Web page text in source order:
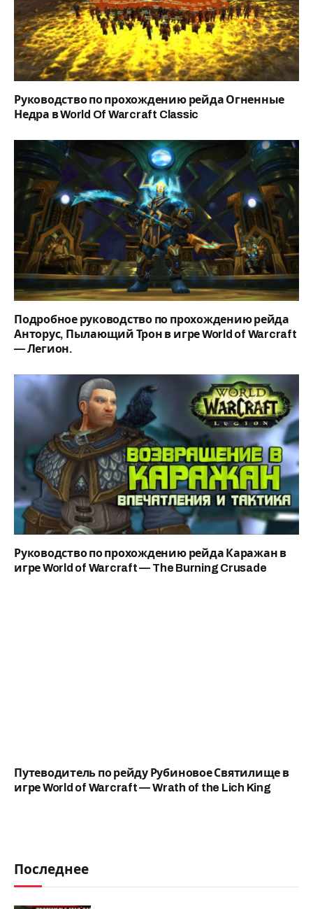
Руководство по прохождению рейда Огненные
Недра в World Of Warcraft Classic
Подробное руководство по прохождению рейда
Анторус, Пылающий Трон в игре World of Warcraft
— Легион.
Руководство по прохождению рейда Каражан в
игре World of Warcraft — The Burning Crusade
Путеводитель по рейду Рубиновое Святилище в
игре World of Warcraft — Wrath of the Lich King
Последнее